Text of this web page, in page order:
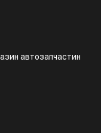
автозапчастин